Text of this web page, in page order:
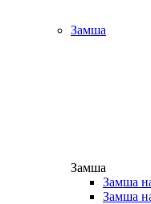
Замша
Замша
Замша
Замша